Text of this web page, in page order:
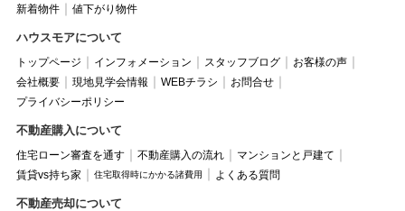
新着物件
値下がり物件
ハウスモアについて
トップページ インフォメーション スタッフブログ
お客様の声
会社概要
現地見学会情報 WEBチラシ
お問合せ
プライバシーポリシー
不動産購入について
住宅ローン審査を通す 不動産購入の流れ
マンションと戸建て
賃貸vs持ち家
住宅取得時にかかる諸費用 よくある質問
不動産売却について